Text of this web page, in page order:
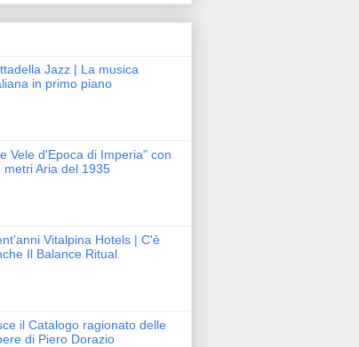
Jazz | La musica
in primo piano
Vele d'Epoca di Imperia" con
metri Aria del 1935
Vitalpina Hotels | C'è
Il Balance Ritual
il Catalogo ragionato delle
di Piero Dorazio